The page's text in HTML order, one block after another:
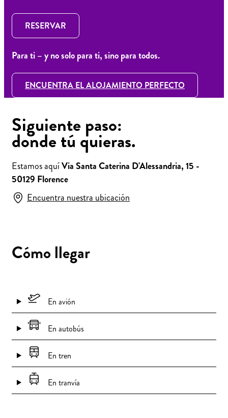
RESERVAR
Para ti – y no solo para ti, sino para todos.
ENCUENTRA EL ALOJAMIENTO PERFECTO
Siguiente paso:
donde tú quieras.
Estamos aquíVia Santa Caterina D'Alessandria, 15 -
50129 Florence
Encuentra nuestra ubicación
Cómo llegar
En avión
En autobús
En tren
En tranvía